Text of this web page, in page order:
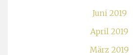
Juni 2019
April 2019
März 2019